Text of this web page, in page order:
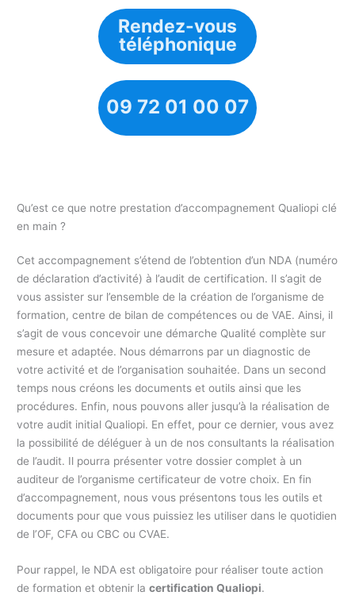
Rendez-vous
téléphonique
09 72 01 00 07
Qu’est ce que notre prestation d’accompagnement Qualiopi clé
en main ?
Cet accompagnement s’étend de l’obtention d’un NDA (numéro
de déclaration d’activité) à l’audit de certification. Il s’agit de
vous assister sur l’ensemble de la création de l’organisme de
formation, centre de bilan de compétences ou de VAE. Ainsi, il
s’agit de vous concevoir une démarche Qualité complète sur
mesure et adaptée. Nous démarrons par un diagnostic de
votre activité et de l’organisation souhaitée. Dans un second
temps nous créons les documents et outils ainsi que les
procédures. Enfin, nous pouvons aller jusqu’à la réalisation de
votre audit initial Qualiopi. En effet, pour ce dernier, vous avez
la possibilité de déléguer à un de nos consultants la réalisation
de l’audit. Il pourra présenter votre dossier complet à un
auditeur de l’organisme certificateur de votre choix. En fin
d’accompagnement, nous vous présentons tous les outils et
documents pour que vous puissiez les utiliser dans le quotidien
de l’OF, CFA ou CBC ou CVAE.
Pour rappel, le NDA est obligatoire pour réaliser toute action
de formation et obtenir lacertification Qualiopi.